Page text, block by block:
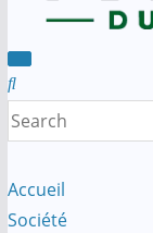
Accueil
Société